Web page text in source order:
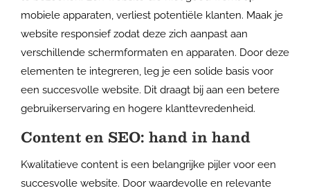
mobiele apparaten, verliest potentiële klanten. Maak je
website responsief zodat deze zich aanpast aan
verschillende schermformaten en apparaten. Door deze
elementen te integreren, leg je een solide basis voor
een succesvolle website. Dit draagt bij aan een betere
gebruikerservaring en hogere klanttevredenheid.
Content en SEO: hand in hand
Kwalitatieve content is een belangrijke pijler voor een
succesvolle website. Door waardevolle en relevante